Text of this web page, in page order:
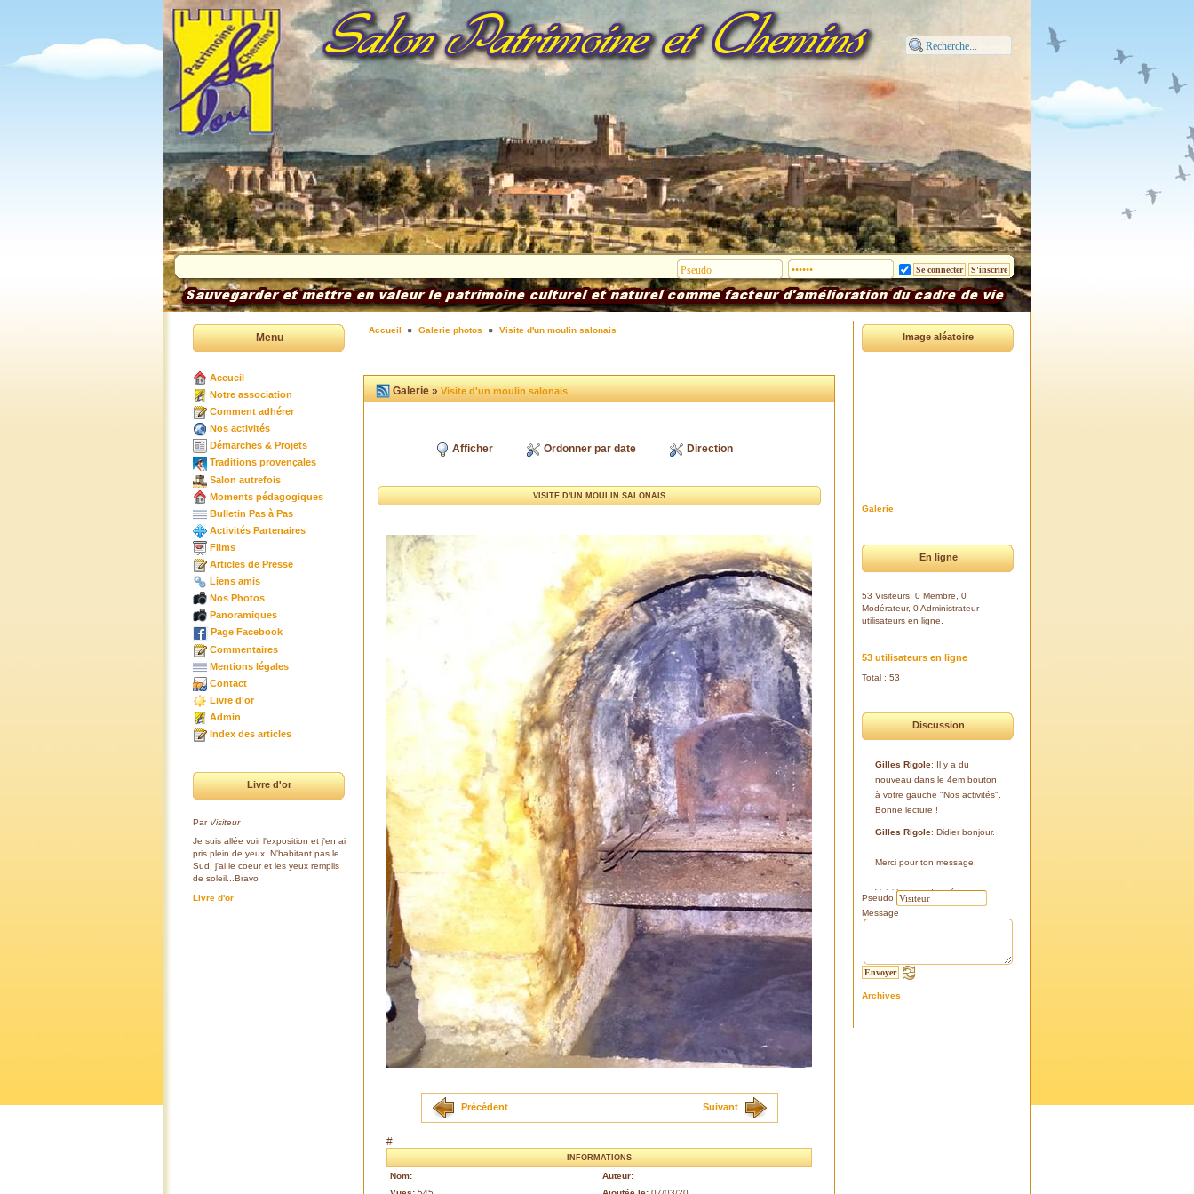
Menu
Accueil
Notre association
Comment adhérer
Nos activités
Démarches & Projets
Traditions provençales
Salon autrefois
Moments pédagogiques
Bulletin Pas à Pas
Activités Partenaires
Films
Articles de Presse
Liens amis
Nos Photos
Panoramiques
Page Facebook
Commentaires
Mentions légales
Contact
Livre d'or
Admin
Index des articles
Livre d'or
Par Visiteur
Je suis allée voir l'exposition et j'en ai
pris plein de yeux. N'habitant pas le
Sud, j'ai le coeur et les yeux remplis
de soleil...Bravo
Livre d'or
Image aléatoire
Galerie
En ligne
53 Visiteurs, 0 Membre, 0
Modérateur, 0 Administrateur
utilisateurs en ligne.
53 utilisateurs en ligne
Total : 53
Discussion
Gilles Rigole: Il y a du
nouveau dans le 4em bouton
à votre gauche "Nos activités".
Bonne lecture !
Gilles Rigole: Didier bonjour.
Merci pour ton message.
Voici les coordonnées:
43°38'48'' N
Si tu le peux, le veux, notre
l'Eissame, fait une sortie le
Pseudo
Message
Archives
Accueil Galerie photos Visite d'un moulin salonais
Galerie »Visite d'un moulin salonais
Afficher Ordonner par date Direction
VISITE D'UN MOULIN SALONAIS
Précédent Suivant
#
INFORMATIONS
Nom:
Auteur: